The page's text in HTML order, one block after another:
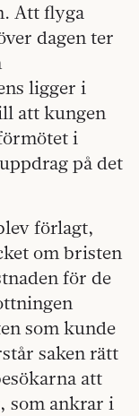
Att flyga
dagen ter
ligger i
att kungen
i
på det
förlagt,
om bristen
för de
som kunde
saken rätt
att
som ankrar i